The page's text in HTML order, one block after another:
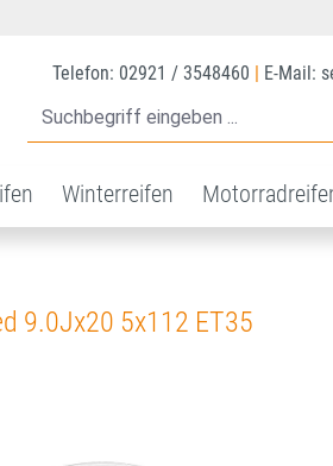
Telefon: 02921 / 3548460 E-Mail:
Winterreifen
9.0Jx20 5x112 ET35